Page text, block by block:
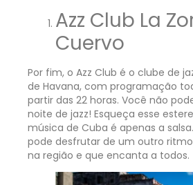
Azz Club La
Cuervo
Por fim, o Azz Club é o clube de
de Havana, com programação
partir das 22 horas. Você não
noite de jazz! Esqueça esse
música de Cuba é apenas a
pode desfrutar de um outro
na região e que encanta a todos.